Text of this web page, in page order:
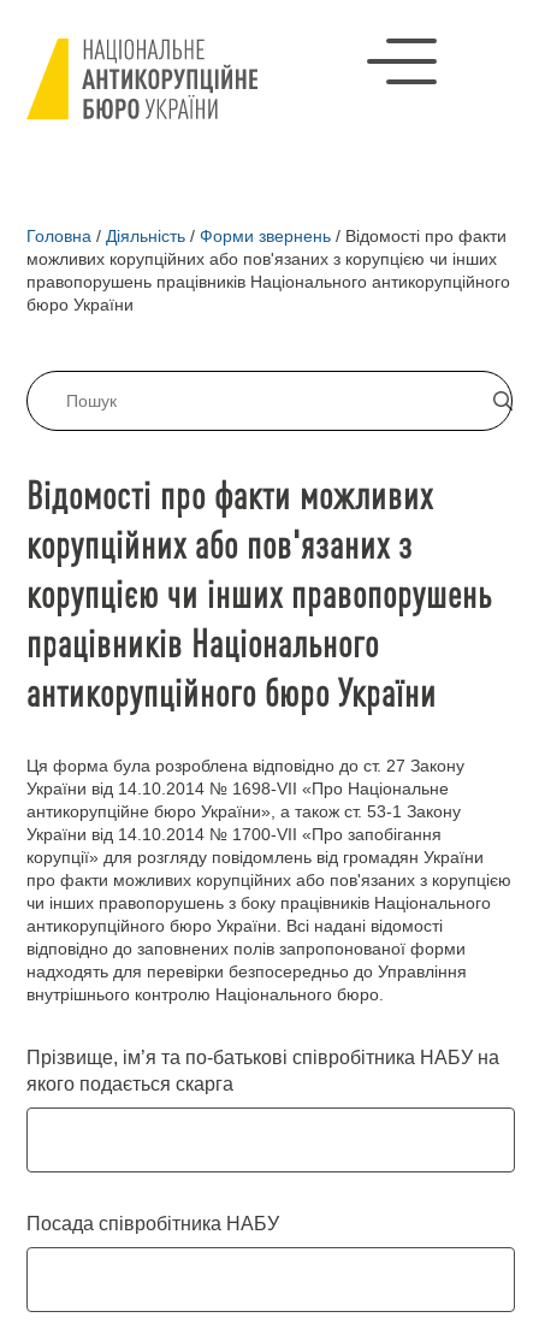
Головна / Діяльність / Форми звернень / Відомості про факти
можливих корупційних або пов'язаних з корупцією чи інших
правопорушень працівників Національного антикорупційного
бюро України
Відомості про факти можливих
корупційних або пов'язаних з
корупцією чи інших правопорушень
працівників Національного
антикорупційного бюро України
Ця форма була розроблена відповідно до ст. 27 Закону
України від 14.10.2014 № 1698-VII «Про Національне
антикорупційне бюро України», а також ст. 53-1 Закону
України від 14.10.2014 № 1700-VII «Про запобігання
корупції» для розгляду повідомлень від громадян України
про факти можливих корупційних або пов'язаних з корупцією
чи інших правопорушень з боку працівників Національного
антикорупційного бюро України. Всі надані відомості
відповідно до заповнених полів запропонованої форми
надходять для перевірки безпосередньо до Управління
внутрішнього контролю Національного бюро.
Прізвище, ім’я та по-батькові співробітника НАБУ на
якого подається скарга
Посада співробітника НАБУ